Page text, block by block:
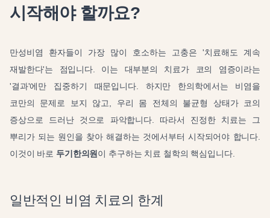
시작해야 할까요?
만성비염 환자들이 가장 많이 호소하는 고충은 '치료해도 계속
재발한다'는 점입니다. 이는 대부분의 치료가 코의 염증이라는
'결과'에만 집중하기 때문입니다. 하지만 한의학에서는 비염을
코만의 문제로 보지 않고, 우리 몸 전체의 불균형 상태가 코의
증상으로 드러난 것으로 파악합니다. 따라서 진정한 치료는 그
뿌리가 되는 원인을 찾아 해결하는 것에서부터 시작되어야 합니다.
이것이 바로 두기한의원 이 추구하는 치료 철학의 핵심입니다.
일반적인 비염 치료의 한계